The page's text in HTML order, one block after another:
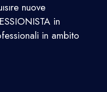
nuove
in
in ambito